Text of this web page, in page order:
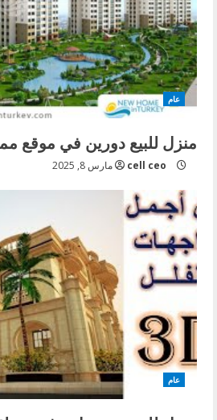
عام
منزل للبيع دورين في موقع
cell ceo مارس 8, 2025
عام